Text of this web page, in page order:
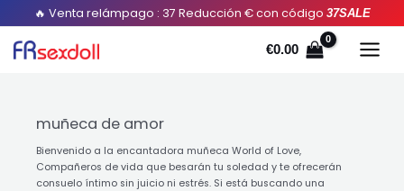
Saltar
contenido
🔥 Venta relámpago : 37 Reducción € con código 37SALE
€0.00
muñeca de amor
Bienvenido a la encantadora muñeca World of Love,
Compañeros de vida que besarán tu soledad y te ofrecerán
consuelo íntimo sin juicio ni estrés. Si está buscando una
Ordenado
por
popularidad